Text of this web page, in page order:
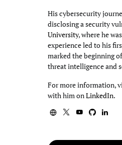
His cybersecurity
disclosing a security
University, where he
experience led to his
marked the beginning
threat intelligence and
For more information,
with him onLinkedIn.